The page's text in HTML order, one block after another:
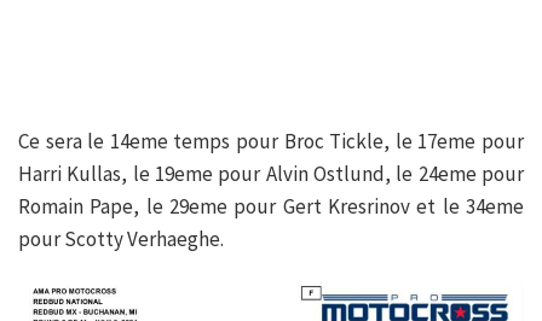
Ce sera le 14eme temps pour Broc Tickle, le 17eme pour
Harri Kullas, le 19eme pour Alvin Ostlund, le 24eme pour
Romain Pape, le 29eme pour Gert Kresrinov et le 34eme
pour Scotty Verhaeghe.